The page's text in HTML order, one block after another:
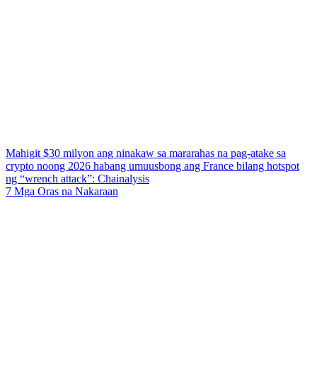
Mahigit $30 milyon ang ninakaw sa mararahas na pag-atake sa
crypto noong 2026 habang umuusbong ang France bilang hotspot
ng “wrench attack”: Chainalysis
7 Mga Oras na Nakaraan